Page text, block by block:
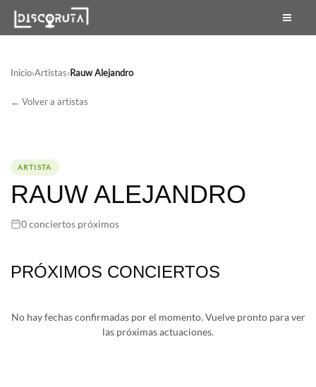
content
Inicio›Artistas›Rauw Alejandro
← Volver a artistas
ARTISTA
RAUW ALEJANDRO
0 conciertos próximos
PRÓXIMOS CONCIERTOS
No hay fechas confirmadas por el momento. Vuelve pronto para ver
las próximas actuaciones.